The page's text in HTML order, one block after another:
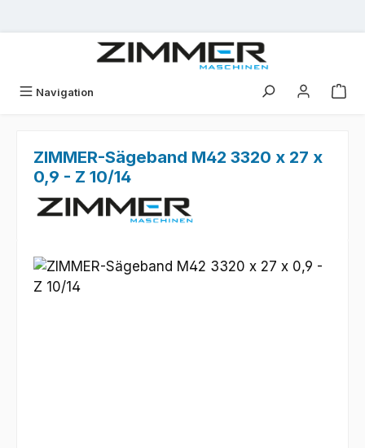
Navigation
ZIMMER-Sägeband M42 3320 x 27 x
0,9 - Z 10/14
Bildergalerie überspringen